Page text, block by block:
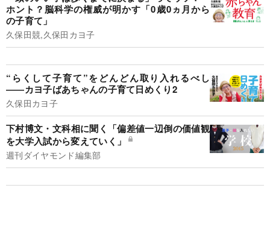
ホント？脳科学の権威が明かす「0歳0ヵ月から
の子育て」
久保田競,久保田カヨ子
“らくして子育て”をどんどん取り入れるべし
――カヨ子ばあちゃんの子育て日めくり2
久保田カヨ子
下村博文・文科相に聞く「偏差値一辺倒の価値観
を大学入試から変えていく」
週刊ダイヤモンド編集部